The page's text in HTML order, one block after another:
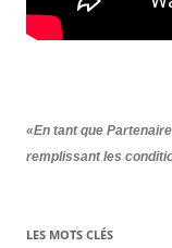
«En tant que
remplissant les
LES MOTS CLÉS